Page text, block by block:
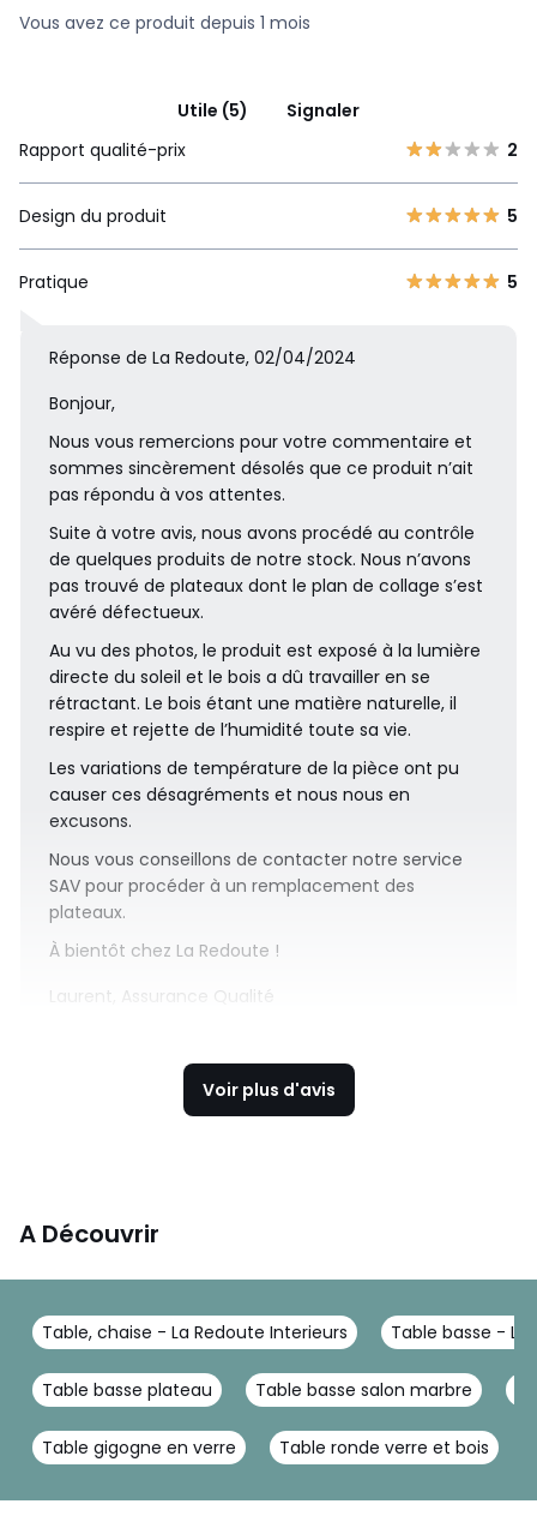
Vous avez ce produit depuis 1 mois
Utile (5)
Signaler
Rapport qualité-prix
2
Design du produit 5
Pratique 5
Réponse de La Redoute, 02/04/2024
Bonjour,
Nous vous remercions pour votre commentaire et
sommes sincèrement désolés que ce produit n’ait
pas répondu à vos attentes.
Suite à votre avis, nous avons procédé au contrôle
de quelques produits de notre stock. Nous n’avons
pas trouvé de plateaux dont le plan de collage s’est
avéré défectueux.
Au vu des photos, le produit est exposé à la lumière
directe du soleil et le bois a dû travailler en se
rétractant. Le bois étant une matière naturelle, il
respire et rejette de l’humidité toute sa vie.
Les variations de température de la pièce ont pu
causer ces désagréments et nous nous en
excusons.
Nous vous conseillons de contacter notre service
SAV pour procéder à un remplacement des
plateaux.
À bientôt chez La Redoute !
Laurent, Assurance Qualité
Voir plus d'avis
A Découvrir
Table, chaise - La Redoute Interieurs Table basse - La
Table basse plateau Table basse salon marbre
Table gigogne en verre Table ronde verre et bois